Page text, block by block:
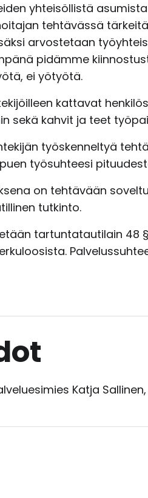
yhteisöllistä
tehtävässä
arvostetaan
pidämme
ei yötyötä.
kattavat
sekä kahvit ja teet
työskenneltyä
työsuhteesi
on tehtävään
tutkinto.
tartuntatautilain 48
Katja